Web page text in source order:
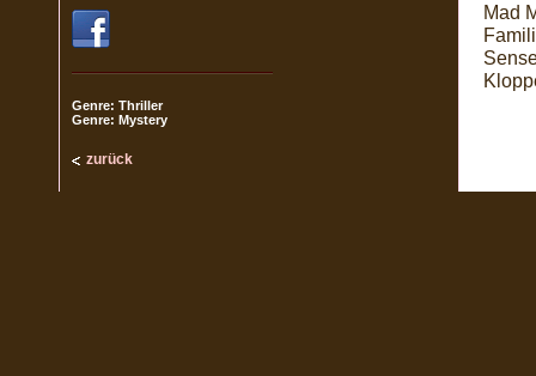
Genre: Thriller
Genre: Mystery
zurück
Mad